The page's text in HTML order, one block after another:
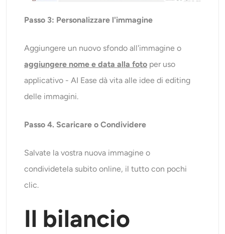
Passo 3: Personalizzare l'immagine
Aggiungere un nuovo sfondo all'immagine o
aggiungere nome e data alla foto per uso
applicativo - AI Ease dà vita alle idee di editing
delle immagini.
Passo 4. Scaricare oCondividere
Salvate la vostra nuova immagine o
condividetela subito online, il tutto con pochi
clic.
Il bilancio